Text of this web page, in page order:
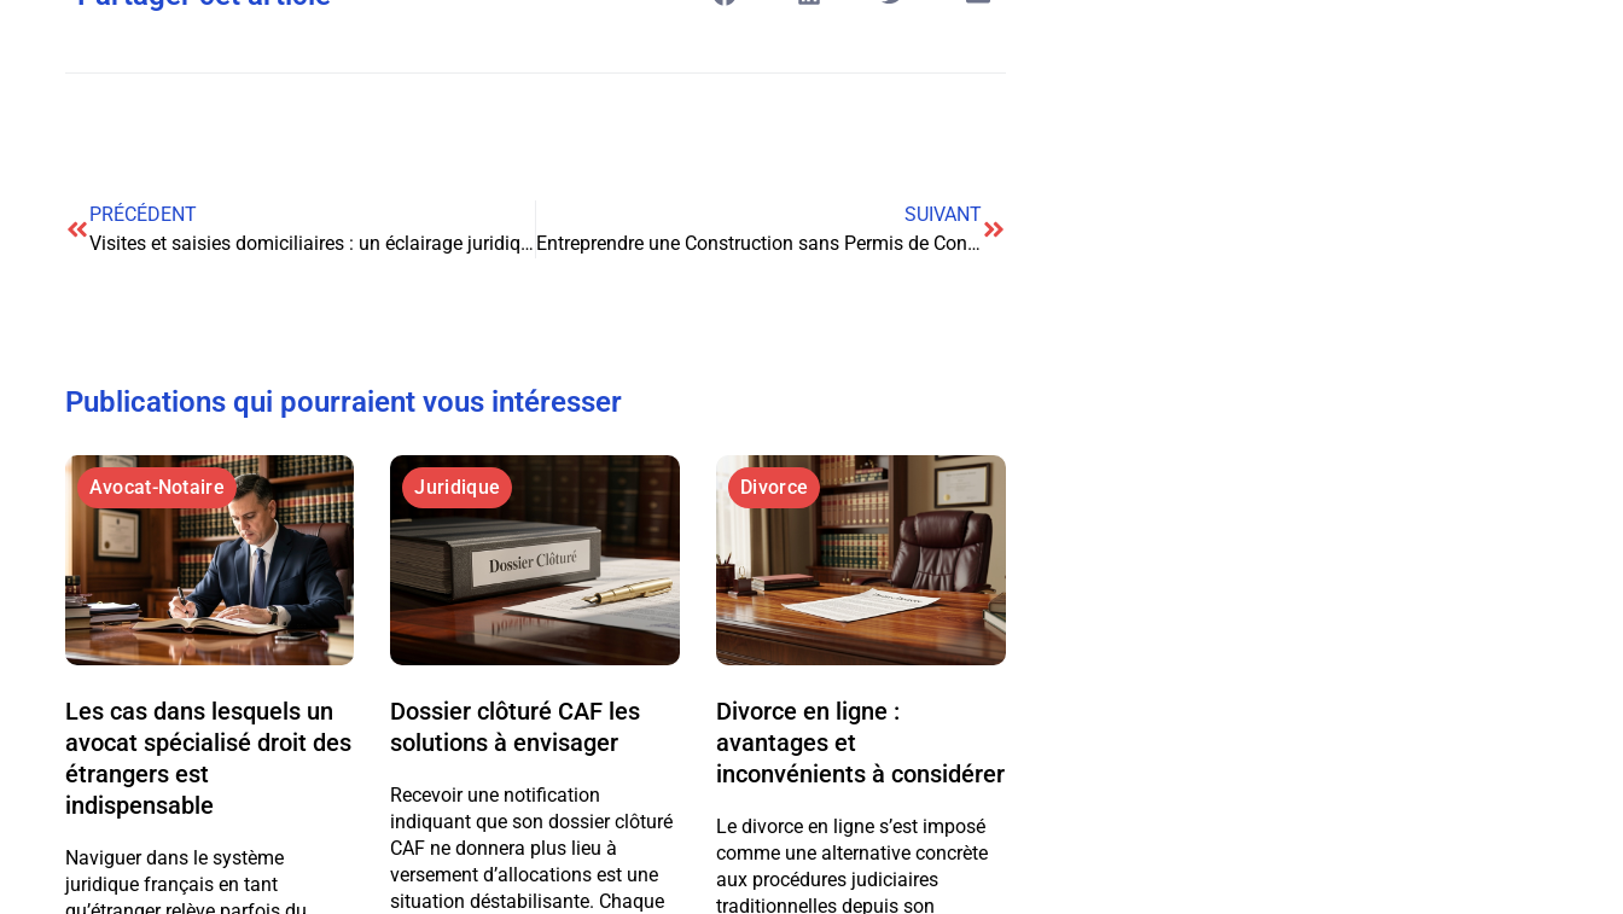
PRÉCÉDENT
Visites et saisies domiciliaires : un éclairage juridique sur vos droits et obligations
SUIVANT
Entreprendre une Construction sans Permis de Construire : Risques et Alternatives
Publications qui pourraient vous intéresser
Avocat-Notaire
Les cas dans lesquels un
avocat spécialisé droit des
étrangers est
indispensable
Naviguer dans le système
juridique français en tant
Juridique
Dossier clôturé CAF les
solutions à envisager
Recevoir une notification
indiquant que son dossier clôturé
CAF ne donnera plus lieu à
versement d’allocations est une
situation déstabilisante. Chaque
Divorce
Divorce en ligne :
avantages et
inconvénients à considérer
Le divorce en ligne s’est imposé
comme une alternative concrète
aux procédures judiciaires
traditionnelles depuis son